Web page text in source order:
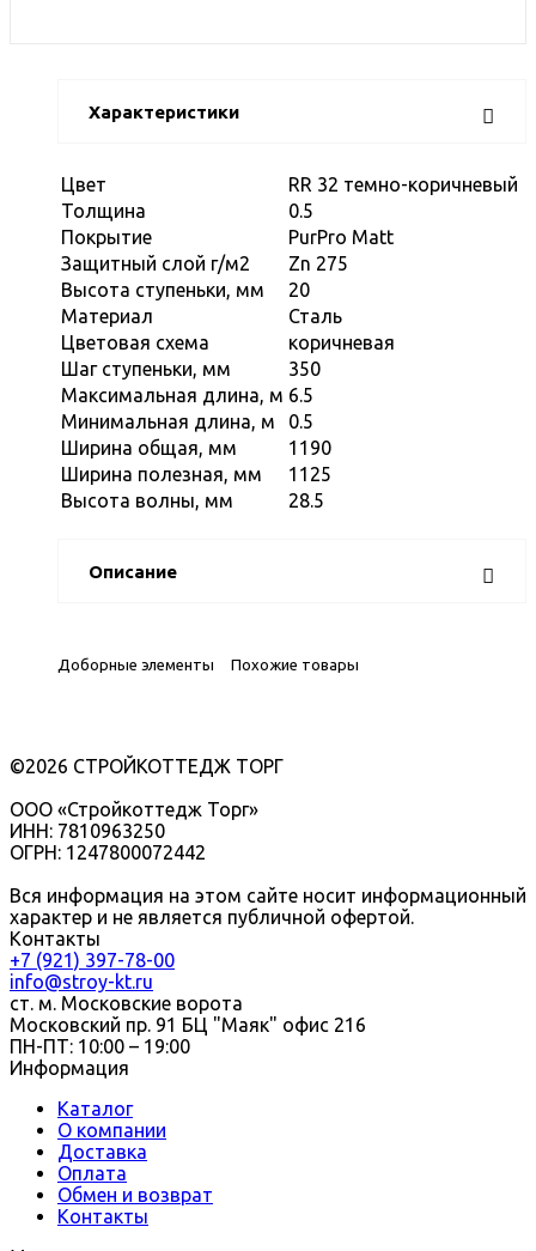
Характеристики
Цвет
RR 32 темно-коричневый
Толщина
0.5
Покрытие
PurPro Matt
Защитный слой г/м2
Zn 275
Высота ступеньки, мм
20
Материал
Сталь
Цветовая схема
коричневая
Шаг ступеньки, мм
350
Максимальная длина, м 6.5
Минимальная длина, м
0.5
Ширина общая, мм
1190
Ширина полезная, мм
1125
Высота волны, мм
28.5
Описание
Доборные элементы Похожие товары
©2026 СТРОЙКОТТЕДЖ ТОРГ
ООО «Стройкоттедж Торг»
ИНН: 7810963250
ОГРН: 1247800072442
Вся информация на этом сайте носит информационный
характер и не является публичной офертой.
Контакты
+7 (921) 397-78-00
info@stroy-kt.ru
ст. м. Московские ворота
Московский пр. 91 БЦ "Маяк" офис 216
ПН-ПТ: 10:00 – 19:00
Информация
Каталог
О компании
Доставка
Оплата
Обмен и возврат
Контакты